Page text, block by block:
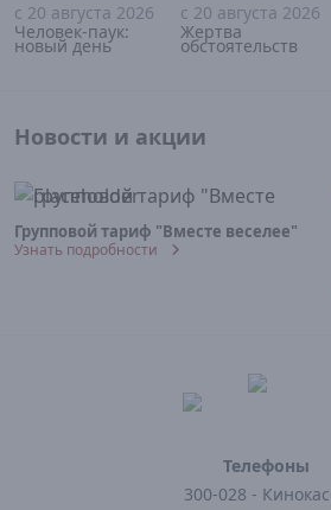
16+
с 20 августа 2026
Человек-паук:
новый день
18+
с 20 августа 2026
Жертва
обстоятельств
Новости и акции
Групповой тариф "Вместе веселее"
Узнать подробности
Телефоны
300-028 -